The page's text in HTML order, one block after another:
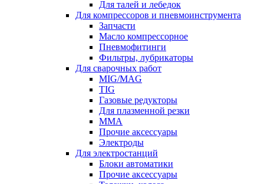
Для талей и лебедок
Для компрессоров и пневмоинструмента
Запчасти
Масло компрессорное
Пневмофитинги
Фильтры, лубрикаторы
Для сварочных работ
MIG/MAG
TIG
Газовые редукторы
Для плазменной резки
ММА
Прочие аксессуары
Электроды
Для электростанций
Блоки автоматики
Прочие аксессуары